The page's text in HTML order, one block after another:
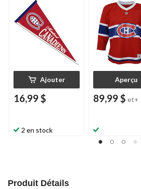
Ajouter
16,99 $
2 en stock
Aperçu
89,99 $ et+
Produit Détails